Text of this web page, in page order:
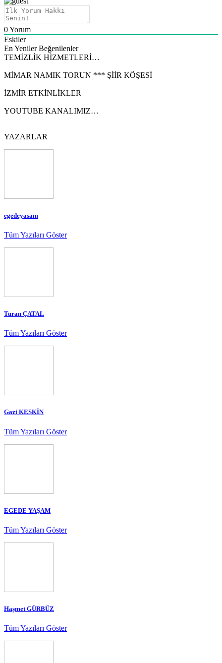
0Yorum
Eskiler
En Yeniler Beğenilenler
TEMİZLİK HİZMETLERİ…
MİMAR NAMIK TORUN *** ŞİİR KÖŞESİ
İZMİR ETKİNLİKLER
YOUTUBE KANALIMIZ…
YAZARLAR
egedeyasam
Tüm Yazıları Göster
Turan ÇATAL
Tüm Yazıları Göster
Gazi KESKİN
Tüm Yazıları Göster
EGEDE YAŞAM
Tüm Yazıları Göster
Haşmet GÜRBÜZ
Tüm Yazıları Göster